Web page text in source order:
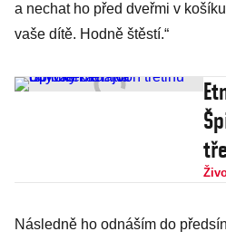
a nechat ho před dveřmi v
vaše dítě. Hodně štěstí.“
Následně ho odnáším do